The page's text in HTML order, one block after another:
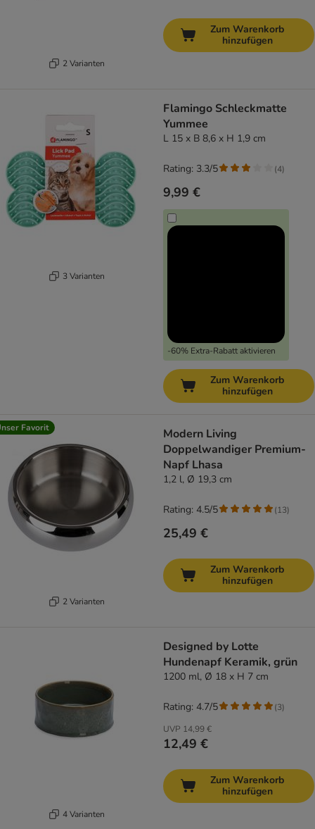
2 Varianten
Zum Warenkorb
hinzufügen
3 Varianten
Flamingo Schleckmatte
Yummee
L 15 x B 8,6 x H 1,9 cm
9,99 €
-60% Extra-Rabatt aktivieren
Rating: 3.3/5 (4)
Zum Warenkorb
hinzufügen
Favorit
2 Varianten
Modern Living
Doppelwandiger Premium-
Napf Lhasa
1,2 l, Ø 19,3 cm
25,49 €
Rating: 4.5/5 (13)
Zum Warenkorb
hinzufügen
4 Varianten
Designed by Lotte
Hundenapf Keramik, grün
1200 ml, Ø 18 x H 7 cm
UVP 14,99 €
12,49 €
Rating: 4.7/5 (3)
Zum Warenkorb
hinzufügen